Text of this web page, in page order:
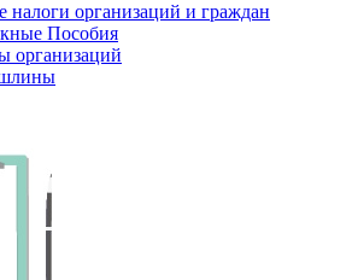
организаций и граждан
Пособия
организаций